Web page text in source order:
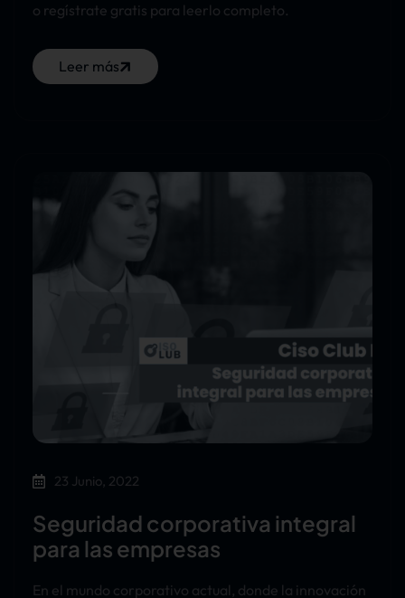
o regístrate gratis para leerlo completo.
Leer más
23 Junio, 2022
Seguridad corporativa integral
para las empresas
En el mundo corporativo actual, donde la innovación